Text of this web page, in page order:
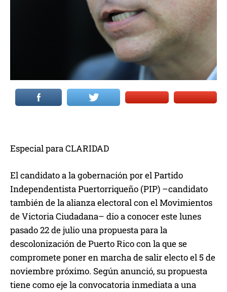
Especial para CLARIDAD
El candidato a la gobernación por el Partido
Independentista Puertorriqueño (PIP) –candidato
también de la alianza electoral con el Movimientos
de Victoria Ciudadana– dio a conocer este lunes
pasado 22 de julio una propuesta para la
descolonización de Puerto Rico con la que se
compromete poner en marcha de salir electo el 5 de
noviembre próximo. Según anunció, su propuesta
tiene como eje la convocatoria inmediata a una